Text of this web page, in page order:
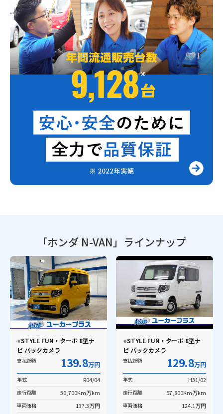
「ホンダ N-VAN」 ラインナップ
+STYLE FUN・ターボ 8型ナ
ビ バックカメラ
支払総額 139.8万円
年式 R04/04
走行距離 36,700Km万km
車両価格 137.3万円
+STYLE FUN・ターボ 8型ナ
ビ バックカメラ
支払総額 129.8万円
年式 H31/02
走行距離 57,800Km万km
車両価格 124.1万円